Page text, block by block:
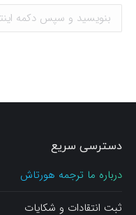
دسترسی سریع
درباره ما ترجمه هورتاش
ثبت انتقادات و شکایات